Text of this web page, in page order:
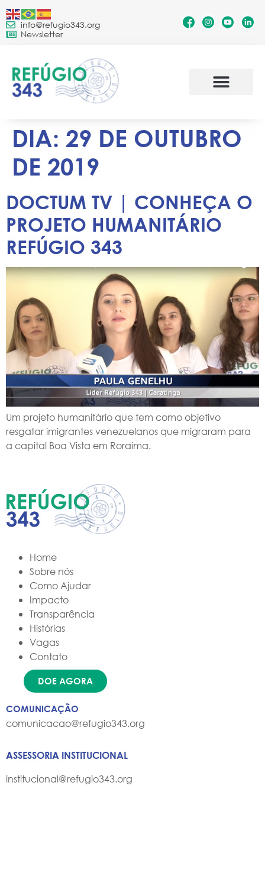
info@refugio343.org
Newsletter
DIA: 29 DE OUTUBRO
DE 2019
DOCTUM TV | CONHEÇA O
PROJETO HUMANITÁRIO
REFÚGIO 343
Um projeto humanitário que tem como objetivo
resgatar imigrantes venezuelanos que migraram para
a capital Boa Vista em Roraima.
Home
Sobre nós
Como Ajudar
Impacto
Transparência
Histórias
Vagas
Contato
DOE AGORA
COMUNICAÇÃO
comunicacao@refugio343.org
ASSESSORIA INSTITUCIONAL
institucional@refugio343.org